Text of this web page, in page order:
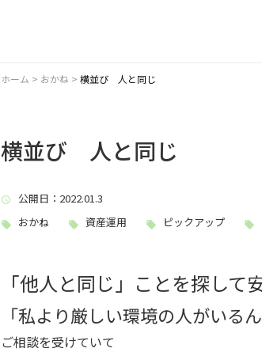
ホーム > おかね > 横並び 人と同じ
横並び 人と同じ
公開日 ：2022.01.3
おかね
資産運用 ピックアップ
「他人と同じ」ことを探して
「私より厳しい環境の人がいる
ご相談を受けていて